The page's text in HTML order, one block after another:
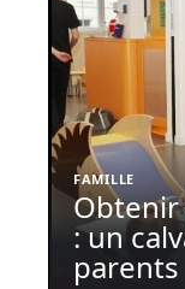
FAMILLE
Obtenir
: un
parents